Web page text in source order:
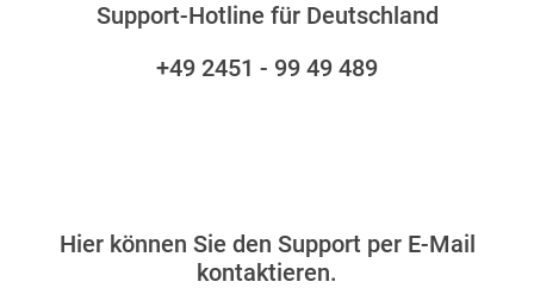
Support-Hotline für Deutschland
+49 2451 - 99 49 489
Hier können Sie den Support per E-Mail
kontaktieren.